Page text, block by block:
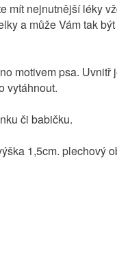
mít nejnutnější léky
a může Vám tak
motivem psa. Uvnitř
vytáhnout.
či babičku.
1,5cm. plechový